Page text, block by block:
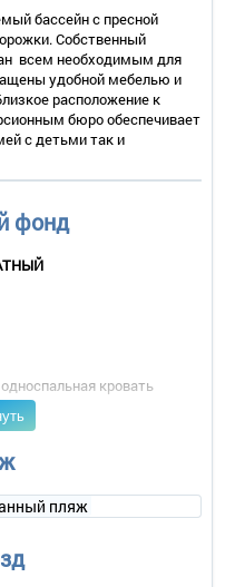
бассейн с пресной
Собственный
всем необходимым для
удобной мебелью и
расположение к
бюро обеспечивает
с детьми так и
фонд
кровать
холодильник
пляж